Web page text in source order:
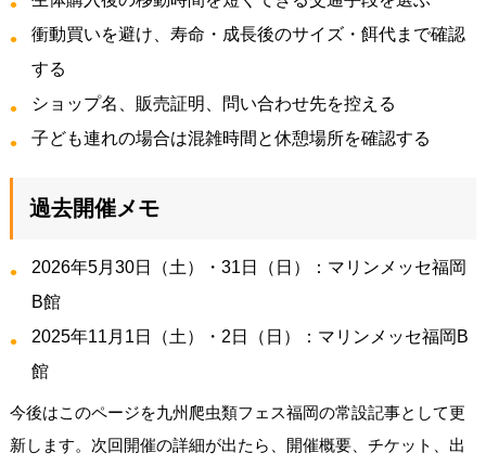
衝動買いを避け、寿命・成長後のサイズ・餌代まで確認
する
ショップ名、販売証明、問い合わせ先を控える
子ども連れの場合は混雑時間と休憩場所を確認する
過去開催メモ
2026年5月30日（土）・31日（日）：マリンメッセ福岡
B館
2025年11月1日（土）・2日（日）：マリンメッセ福岡B
館
今後はこのページを九州爬虫類フェス福岡の常設記事として更
新します。次回開催の詳細が出たら、開催概要、チケット、出